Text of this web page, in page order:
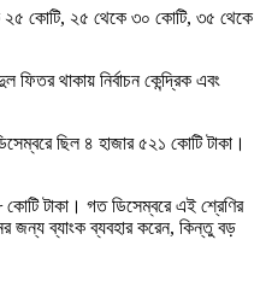
২৫ কোটি, ২৫ থেকে ৩০ কোটি, ৩৫ থেকে
থাকায় নির্বাচন কেন্দ্রিক এবং
ছিল ৪ হাজার ৫২১ কোটি টাকা।
কোটি টাকা। গত ডিসেম্বরে এই শ্রেণির
জন্য ব্যাংক ব্যবহার করেন, কিন্তু বড়